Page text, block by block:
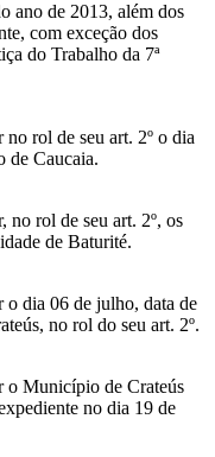
ano de 2013, além dos
com exceção dos
do Trabalho da 7ª
rol de seu art. 2º o dia
de Caucaia.
no rol de seu art. 2º, os
de Baturité.
o dia 06 de julho, data de
no rol do seu art. 2º.
o Município de Crateús
no dia 19 de